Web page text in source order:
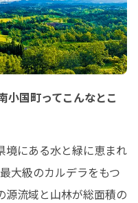
小国町ってこんなとこ
境にある水と緑に恵まれ
大級のカルデラをもつ
源流域と山林が総面積の